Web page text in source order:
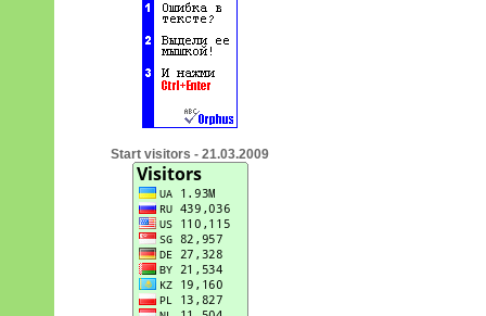
Start visitors - 21.03.2009